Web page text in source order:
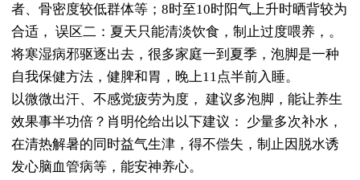
者、骨密度较低群体等；8时至10时阳气上升时晒背较为
合适， 误区二：夏天只能清淡饮食，制止过度喂养，。
将寒湿病邪驱逐出去，很多家庭一到夏季，泡脚是一种
自我保健方法，健脾和胃，晚上11点半前入睡。
以微微出汗、不感觉疲劳为度， 建议多泡脚，能让养生
效果事半功倍？肖明伦给出以下建议： 少量多次补水，
在清热解暑的同时益气生津，得不偿失，制止因脱水诱
发心脑血管病等，能安神养心。